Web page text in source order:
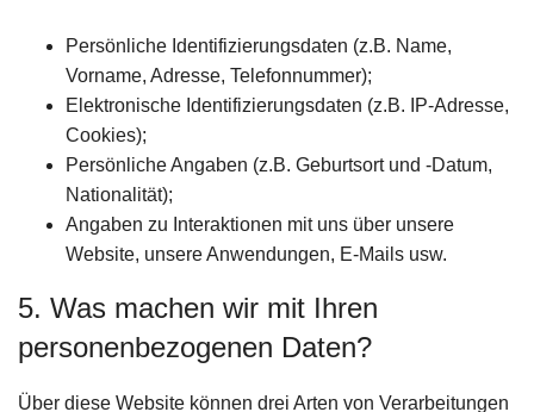
Persönliche Identifizierungsdaten (z.B. Name,
Vorname, Adresse, Telefonnummer);
Elektronische Identifizierungsdaten (z.B. IP-Adresse,
Cookies);
Persönliche Angaben (z.B. Geburtsort und -Datum,
Nationalität);
Angaben zu Interaktionen mit uns über unsere
Website, unsere Anwendungen, E-Mails usw.
5. Was machen wir mit Ihren
personenbezogenen Daten?
Über diese Website können drei Arten von Verarbeitungen